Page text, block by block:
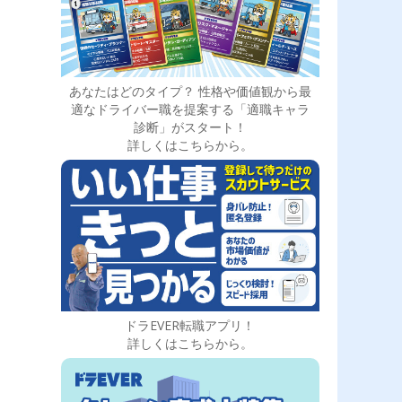
あなたはどのタイプ？ 性格や価値観から最
適なドライバー職を提案する「適職キャラ
診断」がスタート！
詳しくはこちらから。
ドラEVER転職アプリ！
詳しくはこちらから。